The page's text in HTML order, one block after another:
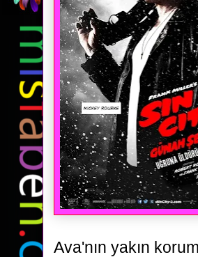
Ava'nın yakın